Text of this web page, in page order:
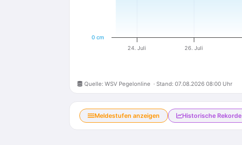
24. Juli 26. Juli
0 cm
Quelle: WSV Pegelonline · Stand: 07.08.2026 08:00 Uhr
Meldestufen anzeigen Historische Rekorde